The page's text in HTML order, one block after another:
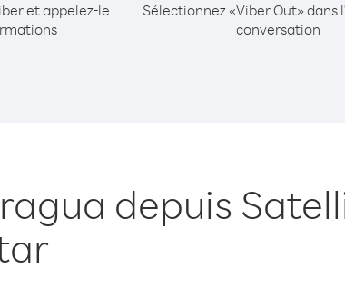
et appelez-le
Sélectionnez «Viber Out» dans
conversation
depuis